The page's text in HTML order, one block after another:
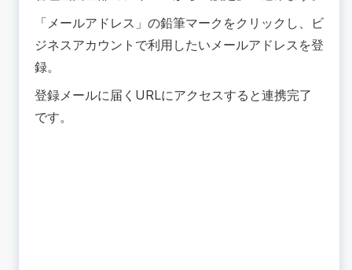
「メールアドレス」の鉛筆マークをクリックし、ビ
ジネスアカウントで利用したいメールアドレスを登
録。
登録メールに届くURLにアクセスすると連携完了
です。